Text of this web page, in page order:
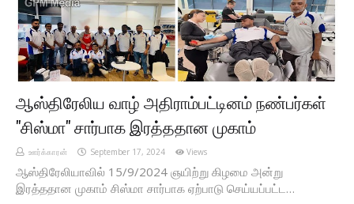
ஆஸ்திரேலிய வாழ் அதிராம்பட்டினம் நண்பர்கள்
"சிஸ்மா" சார்பாக இரத்ததான முகாம்
ஊர்க்காரன் September 17, 2024 Views
ஆஸ்திரேலியாவில் 15/9/2024 ஞயிற்று கிழமை அன்று
இரத்ததான முகாம் சிஸ்மா சார்பாக ஏற்பாடு செய்யப்பட்ட…